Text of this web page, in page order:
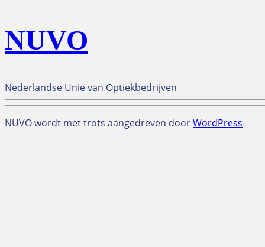
NUVO
Nederlandse Unie van Optiekbedrijven
NUVO wordt met trots aangedreven doorWordPress